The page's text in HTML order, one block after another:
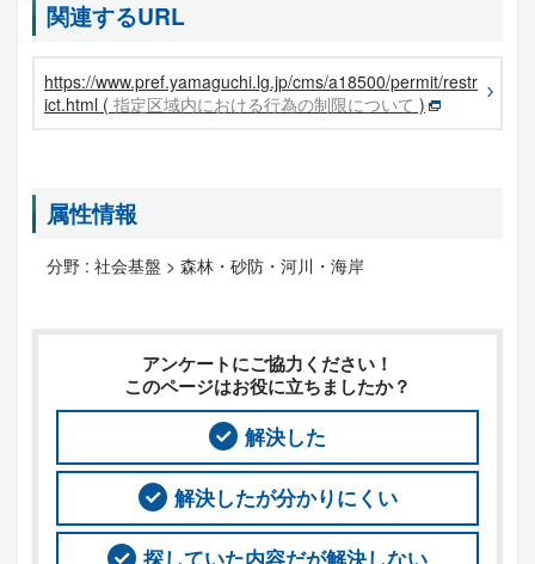
関連するURL
https://www.pref.yamaguchi.lg.jp/cms/a18500/permit/restr
ict.html ( 指定区域内における行為の制限について )
属性情報
分野 : 社会基盤 > 森林・砂防・河川・海岸
アンケートにご協力ください！
このページはお役に立ちましたか？
解決した
解決したが分かりにくい